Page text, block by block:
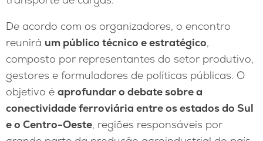
De acordo com os organizadores, o encontro
reunirá um público técnico e estratégico,
composto por representantes do setor produtivo,
gestores e formuladores de políticas públicas. O
objetivo é aprofundar o debate sobre a
conectividade ferroviária entre os estados do Sul
e o Centro-Oeste, regiões responsáveis por